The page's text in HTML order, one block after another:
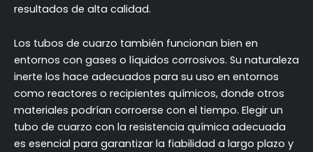
resultados de alta calidad.
Los tubos de cuarzo también funcionan bien en
entornos con gases o líquidos corrosivos. Su naturaleza
inerte los hace adecuados para su uso en entornos
como reactores o recipientes químicos, donde otros
materiales podrían corroerse con el tiempo. Elegir un
tubo de cuarzo con la resistencia química adecuada
es esencial para garantizar la fiabilidad a largo plazo y